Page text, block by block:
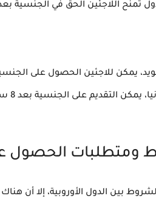
تمنح اللاجئين الحق في الجنسية
، يمكن للاجئين الحصول على
، يمكن التقديم على الجنسية بعد 8 سنوات
بين الدول الأوروبية، إلا أن هناك